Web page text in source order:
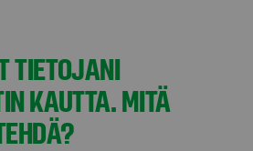
TIETOJANI
KAUTTA. MITÄ